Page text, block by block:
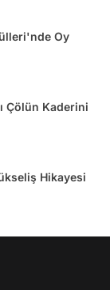
Oy
Çölün Kaderini
Hikayesi